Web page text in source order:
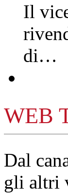
Il
di…
WEB
Dal
gli altri